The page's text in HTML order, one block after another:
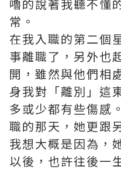
嚕的說著我聽不懂
常。
在我入職的第二個
事離職了，另外也
開，雖然與他們相
身我對「離別」這
多或少都有些傷感
職的那天，她更跟
我想大概是因為，
以後，也許往後一